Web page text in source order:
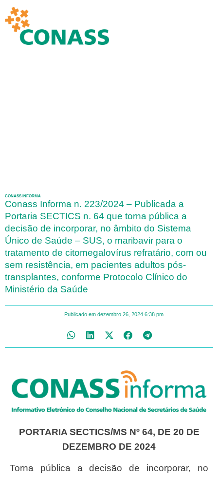
CONASS INFORMA
Conass Informa n. 223/2024 – Publicada a
Portaria SECTICS n. 64 que torna pública a
decisão de incorporar, no âmbito do Sistema
Único de Saúde – SUS, o maribavir para o
tratamento de citomegalovírus refratário, com ou
sem resistência, em pacientes adultos pós-
transplantes, conforme Protocolo Clínico do
Ministério da Saúde
Publicado em dezembro 26, 2024 6:38 pm
PORTARIA SECTICS/MS Nº 64, DE 20 DE
DEZEMBRO DE 2024
Torna pública a decisão de incorporar, no